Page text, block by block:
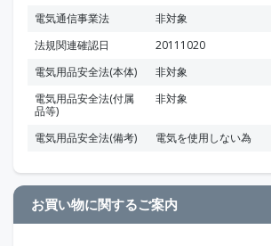
電気通信事業法
非対象
法規関連確認日
20111020
電気用品安全法(本体)
非対象
電気用品安全法(付属
品等)
非対象
電気用品安全法(備考) 電気を使用しない為
お買い物に関するご案内